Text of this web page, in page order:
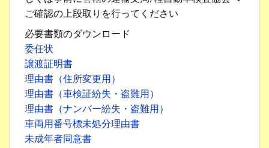
ご確認の上段取りを行ってください
必要書類のダウンロード
委任状
譲渡証明書
理由書（住所変更用）
理由書（車検証紛失・盗難用）
理由書（ナンバー紛失・盗難用）
車両用番号標未処分理由書
未成年者同意書